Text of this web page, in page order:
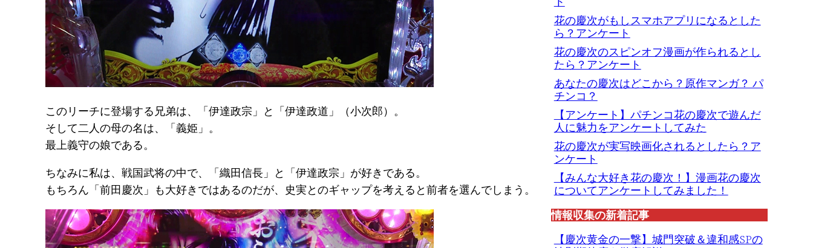
このリーチに登場する兄弟は、「伊達政宗」と「伊達政道」（小次郎）。
そして二人の母の名は、「義姫」。
最上義守の娘である。
ちなみに私は、戦国武将の中で、「織田信長」と「伊達政宗」が好きである。
もちろん「前田慶次」も大好きではあるのだが、史実とのギャップを考えると前者を選んでしまう。
花の慶次がもしスマホアプリになるとした
ら？アンケート
花の慶次のスピンオフ漫画が作られるとし
たら？アンケート
あなたの慶次はどこから？原作マンガ？ パ
チンコ？
【アンケート】パチンコ花の慶次で遊んだ
人に魅力をアンケートしてみた
花の慶次が実写映画化されるとしたら？ア
ンケート
【みんな大好き花の慶次！】漫画花の慶次
についてアンケートしてみました！
情報収集の新着記事
【慶次黄金の一撃】城門突破＆違和感SPの